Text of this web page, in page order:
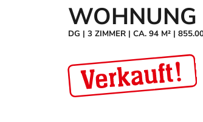
DG | 3 ZIMMER | CA. 94 M² |